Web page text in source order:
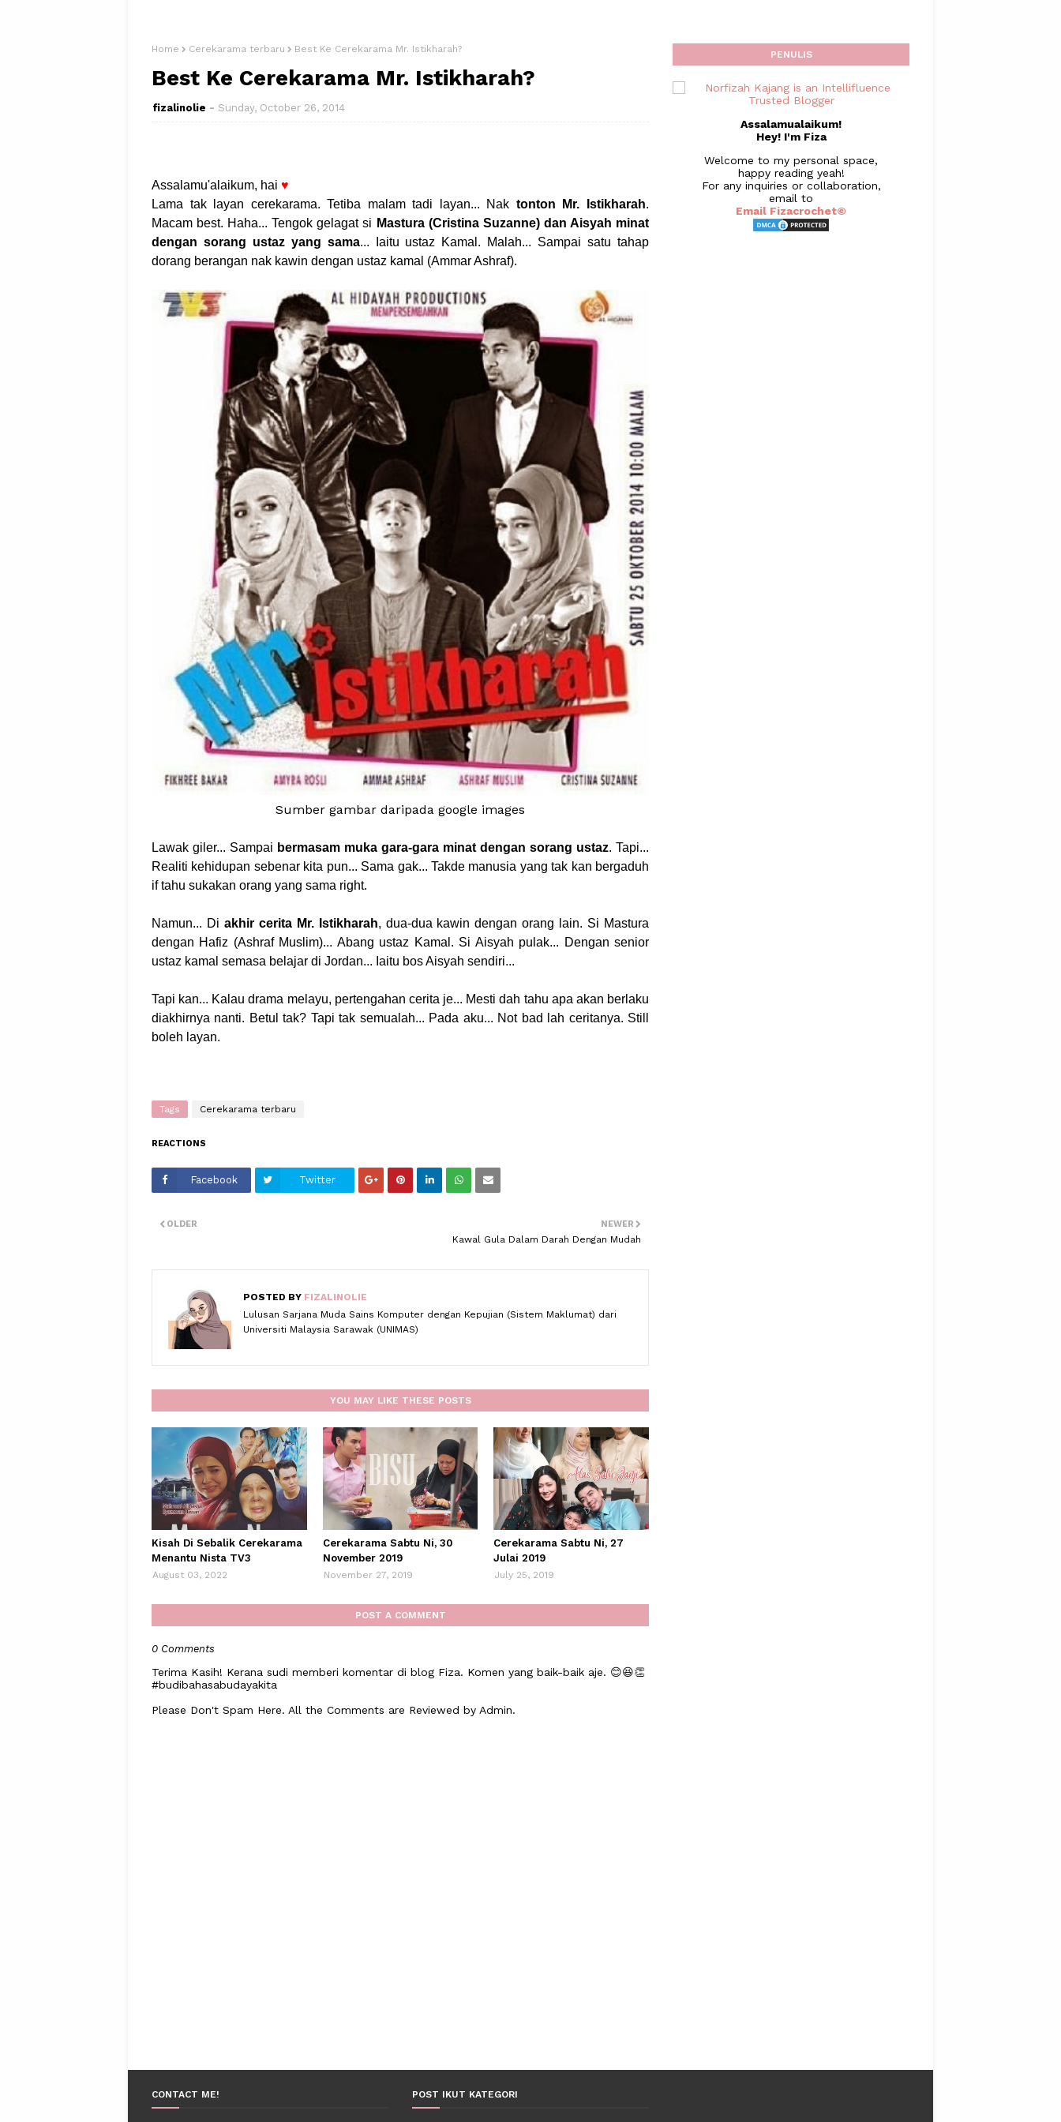
Home Cerekarama terbaru Best Ke Cerekarama Mr. Istikharah?
Best Ke Cerekarama Mr. Istikharah?
fizalinolie Sunday, October 26, 2014
Assalamu'alaikum, hai ♥
Lama tak layan cerekarama. Tetiba malam tadi layan... Nak tonton Mr. Istikharah.
Macam best. Haha... Tengok gelagat si Mastura (Cristina Suzanne) dan Aisyah minat
dengan sorang ustaz yang sama... Iaitu ustaz Kamal. Malah... Sampai satu tahap
dorang berangan nak kawin dengan ustaz kamal (Ammar Ashraf).
Sumber gambar daripada google images
Lawak giler... Sampai bermasam muka gara-gara minat dengan sorang ustaz. Tapi...
Realiti kehidupan sebenar kita pun... Sama gak... Takde manusia yang tak kan bergaduh
if tahu sukakan orang yang sama right.
Namun... Di akhir cerita Mr. Istikharah, dua-dua kawin dengan orang lain. Si Mastura
dengan Hafiz (Ashraf Muslim)... Abang ustaz Kamal. Si Aisyah pulak... Dengan senior
ustaz kamal semasa belajar di Jordan... Iaitu bos Aisyah sendiri...
Tapi kan... Kalau drama melayu, pertengahan cerita je... Mesti dah tahu apa akan berlaku
diakhirnya nanti. Betul tak? Tapi tak semualah... Pada aku... Not bad lah ceritanya. Still
boleh layan.
Tags Cerekarama terbaru
REACTIONS
Facebook Twitter
NEWER
Kawal Gula Dalam Darah Dengan Mudah
OLDER
POSTED BY FIZALINOLIE
Lulusan Sarjana Muda Sains Komputer dengan Kepujian (Sistem Maklumat) dari
Universiti Malaysia Sarawak (UNIMAS)
YOU MAY LIKE THESE POSTS
Kisah Di Sebalik Cerekarama
Menantu Nista TV3
August 03, 2022
Cerekarama Sabtu Ni, 30
November 2019
November 27, 2019
Cerekarama Sabtu Ni, 27
Julai 2019
July 25, 2019
POST A COMMENT
0 Comments
Terima Kasih! Kerana sudi memberi komentar di blog Fiza. Komen yang baik-baik aje. 😊😆👏
#budibahasabudayakita
Please Don't Spam Here. All the Comments are Reviewed by Admin.
PENULIS
Assalamualaikum!
Hey! I'm Fiza
Welcome to my personal space,
happy reading yeah!
For any inquiries or collaboration,
email to
Email Fizacrochet©
CONTACT ME! POST IKUT KATEGORI